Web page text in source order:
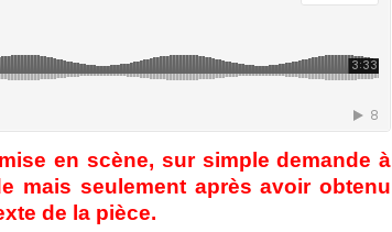
en scène, sur simple demande à
mais seulement après avoir obtenu
de la pièce.